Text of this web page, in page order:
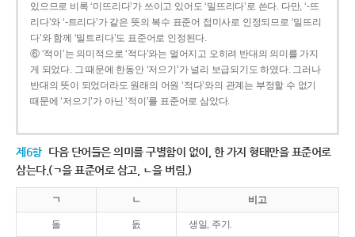
있으므로 비록 ‘미뜨리다’가 쓰이고 있어도 ‘밀뜨리다’로 쓴다. 다만, ‘-뜨
리다’와 ‘-트리다’가 같은 뜻의 복수 표준어 접미사로 인정되므로 ‘밀뜨리
다’와 함께 ‘밀트리다’도 표준어로 인정된다.
⑥ ‘적이’는 의미적으로 ‘적다’와는 멀어지고 오히려 반대의 의미를 가지
게 되었다. 그 때문에 한동안 ‘저으기’가 널리 보급되기도 하였다. 그러나
반대의 뜻이 되었더라도 원래의 어원 ‘적다’와의 관계는 부정할 수 없기
때문에 ‘저으기’가 아닌 ‘적이’를 표준어로 삼았다.
제6항 다음 단어들은 의미를 구별함이 없이, 한 가지 형태만을 표준어로
삼는다.(ㄱ을 표준어로 삼고, ㄴ을 버림.)
ㄱ ㄴ 비고
돌 돐 생일, 주기.